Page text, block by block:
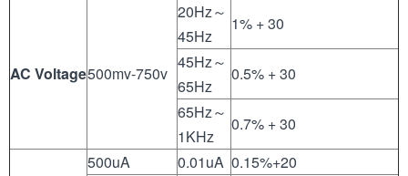
AC Voltage500mv-750v
20Hz～
45Hz
1% + 30
45Hz～
65Hz
0.5% + 30
65Hz～
1KHz
0.7% + 30
500uA 0.01uA 0.15%+20